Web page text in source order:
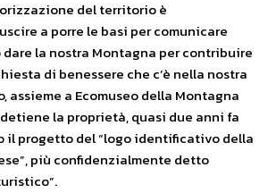
del territorio è
a porre le basi per comunicare
la nostra Montagna per contribuire
di benessere che c’è nella nostra
assieme a Ecomuseo della Montagna
la proprietà, quasi due anni fa
il progetto del “logo identificativo della
più confidenzialmente detto